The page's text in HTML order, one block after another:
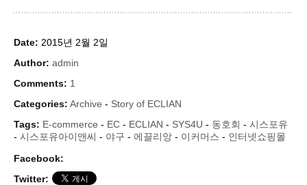
Date: 2015년 2월 2일
Author: admin
Comments: 1
Categories: Archive - Story of ECLIAN
Tags: E-commerce - EC - ECLIAN - SYS4U - 동호회 - 시스포유
- 시스포유아이앤씨 - 야구 - 에끌리앙 - 이커머스 - 인터넷쇼핑몰
Facebook:
Twitter: